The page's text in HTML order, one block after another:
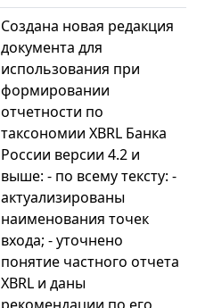
Создана новая редакция
документа для
использования при
формировании
отчетности по
таксономии XBRL Банка
России версии 4.2 и
выше: - по всему тексту: -
актуализированы
наименования точек
входа; - уточнено
понятие частного отчета
XBRL и даны